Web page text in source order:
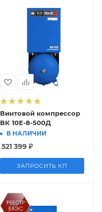
Винтовой компрессор
ВК 10Е-8-500Д
В НАЛИЧИИ
521 399 ₽
ЗАПРОСИТЬ КП